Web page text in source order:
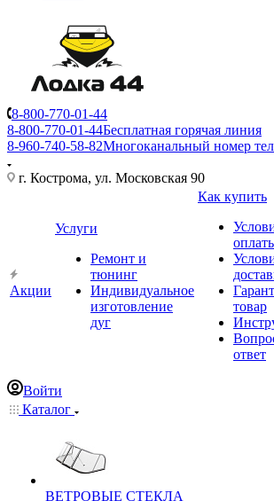
8-800-770-01-44
8-800-770-01-44Бесплатная горячая линия
8-960-740-58-82Многоканальный номер
г. Кострома, ул. Московская 90
Акции
Услуги
Ремонт и
тюнинг
Индивидуальное
изготовление
дуг
Как купить
товар
ответ
Войти
Каталог
ВЕТРОВЫЕ СТЕКЛА